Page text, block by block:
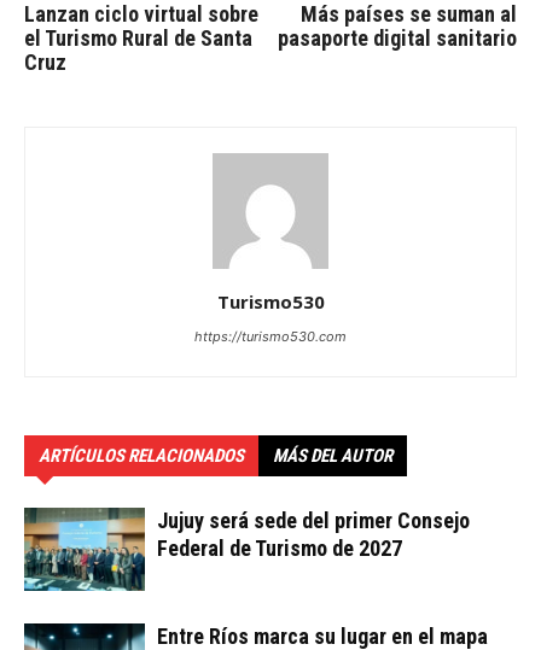
Lanzan ciclo virtual sobre
el Turismo Rural de Santa
Cruz
Más países se suman al
pasaporte digital sanitario
Turismo530
https://turismo530.com
ARTÍCULOS RELACIONADOS MÁS DEL AUTOR
Jujuy será sede del primer Consejo
Federal de Turismo de 2027
Entre Ríos marca su lugar en el mapa